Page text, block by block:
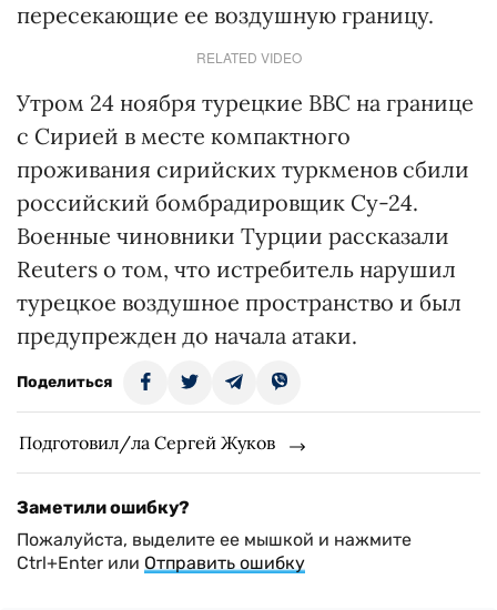
пересекающие ее воздушную границу.
RELATED VIDEO
Утром 24 ноября турецкие ВВС на границе
с Сирией в месте компактного
проживания сирийских туркменов сбили
российский бомбрадировщик Су-24.
Военные чиновники Турции рассказали
Reuters о том, что истребитель нарушил
турецкое воздушное пространство и был
предупрежден до начала атаки.
Поделиться
Подготовил/ла Сергей Жуков
Заметили ошибку?
Пожалуйста, выделите ее мышкой и нажмите
Ctrl+Enter или Отправить ошибку